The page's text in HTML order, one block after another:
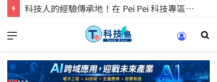
科技人的經驗傳承地！在 Pei Pei 科技專區，與學弟妹交流最硬核的技術